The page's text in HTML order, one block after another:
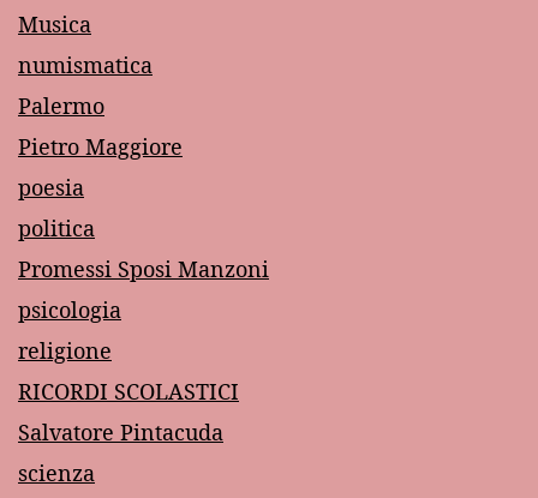
Musica
numismatica
Palermo
Pietro Maggiore
poesia
politica
Promessi Sposi Manzoni
psicologia
religione
RICORDI SCOLASTICI
Salvatore Pintacuda
scienza